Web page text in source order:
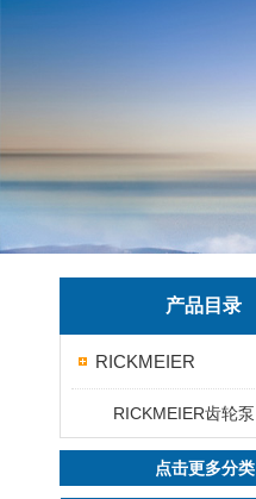
产品目录
RICKMEIER
RICKMEIER齿轮泵
点击更多分类